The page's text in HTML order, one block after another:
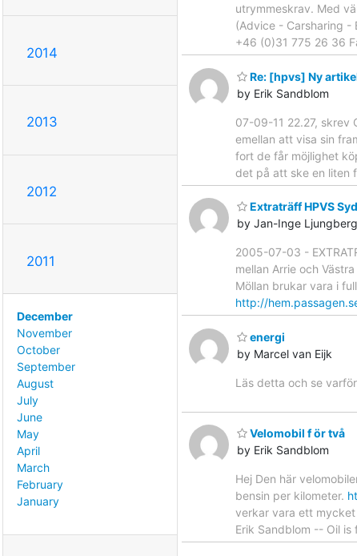
2014
2013
2012
2011
December
November
October
September
August
July
June
May
April
March
February
January
utrymmeskrav. Med
(Advice - Carsharing -
+46 (0)31 775 26 36
Re: [hpvs] Ny
by Erik Sandblom
07-09-11 22.27, skrev
emellan att visa sin
fort de får möjlighet
det på att ske en liten
Extraträff HPVS
by Jan-Inge Ljungberg
2005-07-03 -
mellan Arrie och
Möllan brukar vara i
http://
energi
by Marcel van Eijk
Läs detta och se
Velomobil f ör två
by Erik Sandblom
Hej Den här
bensin per kilometer.
verkar vara ett
Erik Sandblom -- Oil is